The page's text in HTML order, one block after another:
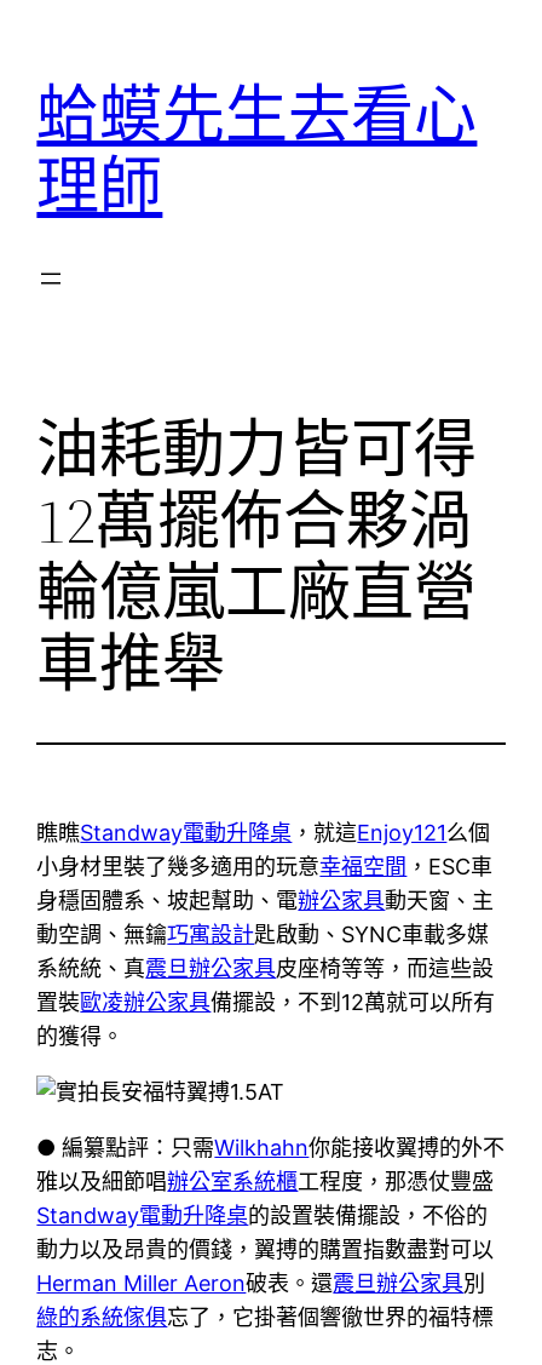
蛤蟆先生去看心
理師
油耗動力皆可得
12萬擺佈合夥渦
輪億嵐工廠直營
車推舉
瞧瞧Standway電動升降桌 ，就這Enjoy121么個
小身材里裝了幾多適用的玩意幸福空間 ，ESC車
身穩固體系、坡起幫助、電辦公家具動天窗、主
動空調、無鑰巧寓設計匙啟動、SYNC車載多媒
系統統、真震旦辦公家具皮座椅等等，而這些設
置裝歐凌辦公家具備擺設，不到12萬就可以所有
的獲得。
● 編纂點評：只需Wilkhahn你能接收翼搏的外不
雅以及細節唱辦公室系統櫃工程度，那憑仗豐盛
Standway電動升降桌的設置裝備擺設，不俗的
動力以及昂貴的價錢，翼搏的購置指數盡對可以
Herman Miller Aeron破表。還震旦辦公家具別
綠的系統傢俱忘了，它掛著個響徹世界的福特標
志。